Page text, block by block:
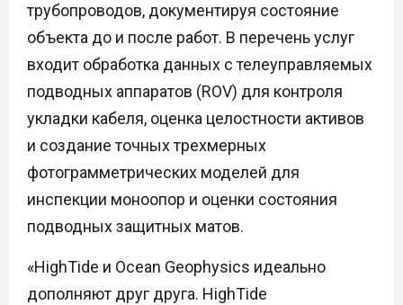
трубопроводов, документируя состояние
объекта до и после работ. В перечень услуг
входит обработка данных с телеуправляемых
подводных аппаратов (ROV) для контроля
укладки кабеля, оценка целостности активов
и создание точных трехмерных
фотограмметрических моделей для
инспекции моноопор и оценки состояния
подводных защитных матов.
«HighTide и Ocean Geophysics идеально
дополняют друг друга. HighTide